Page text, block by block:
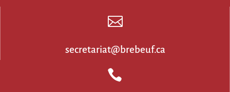

secretariat@brebeuf.ca
